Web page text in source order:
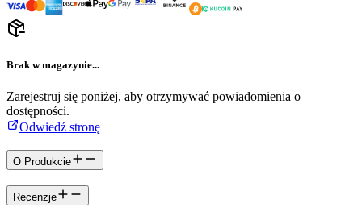
Brak w magazynie...
Zarejestruj się poniżej, aby otrzymywać powiadomienia o
dostępności.
Odwiedź stronę
O Produkcie
Recenzje